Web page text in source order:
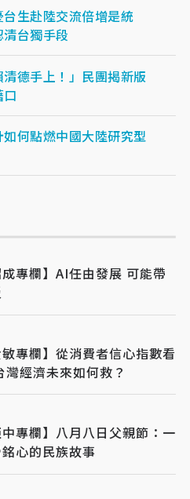
生赴陸交流倍增是統
台獨手段
清德手上！」民團揭新版
如何點燃中國大陸研究型
成專欄】AI任由發展 可能帶
敏專欄】從消費者信心指數看
灣經濟未來如何救？
中專欄】八月八日父親節：一
心的民族故事